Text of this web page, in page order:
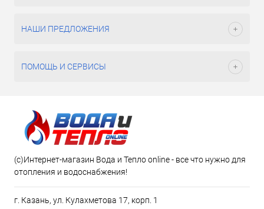
НАШИ ПРЕДЛОЖЕНИЯ
ПОМОЩЬ И СЕРВИСЫ
(c)Интернет-магазин Вода и Тепло online - все что нужно для
отопления и водоснабжения!
г. Казань, ул. Кулахметова 17, корп. 1